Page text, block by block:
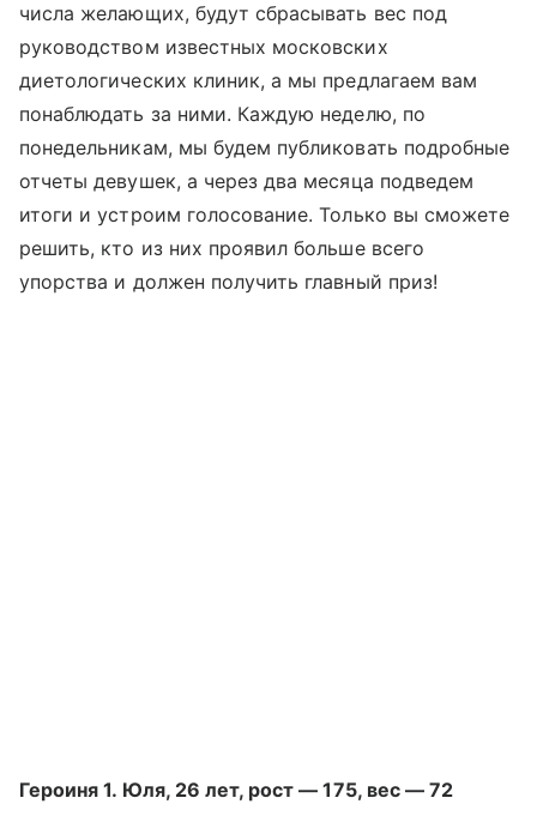
числа желающих, будут сбрасывать вес под
руководством известных московских
диетологических клиник, а мы предлагаем вам
понаблюдать за ними. Каждую неделю, по
понедельникам, мы будем публиковать подробные
отчеты девушек, а через два месяца подведем
итоги и устроим голосование. Только вы сможете
решить, кто из них проявил больше всего
упорства и должен получить главный приз!
Героиня 1. Юля, 26 лет, рост — 175, вес — 72